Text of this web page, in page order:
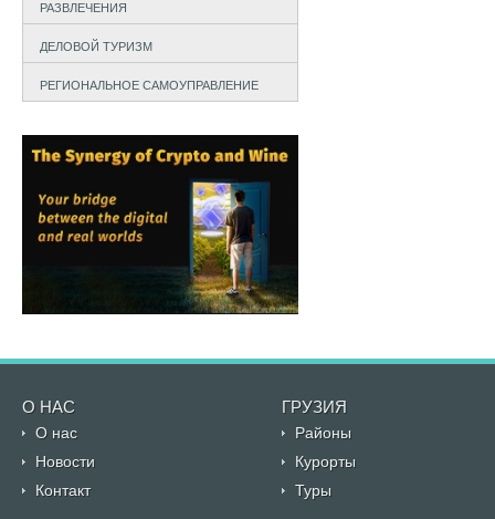
РАЗВЛЕЧЕНИЯ
ДЕЛОВОЙ ТУРИЗМ
РЕГИОНАЛЬНОЕ САМОУПРАВЛЕНИЕ
О НАС ГРУЗИЯ
О нас
Районы
Новости
Курорты
Контакт
Туры